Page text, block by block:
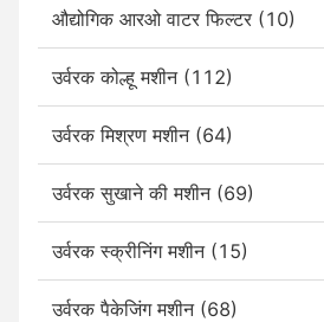
औद्योगिक आरओ वाटर फिल्टर (10)
उर्वरक कोल्हू मशीन (112)
उर्वरक मिश्रण मशीन (64)
उर्वरक सुखाने की मशीन (69)
उर्वरक स्क्रीनिंग मशीन (15)
उर्वरक पैकेजिंग मशीन (68)